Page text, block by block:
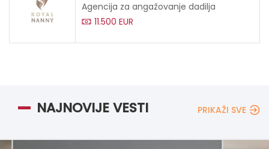
Agencija za angažovanje dadilja
11.500 EUR
NAJNOVIJE VESTI PRIKAŽI SVE